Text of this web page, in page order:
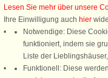
Lesen Sie mehr über unsere
Ihre Einwilligung auch hier
Notwendige: Diese
funktioniert, indem sie
Liste der
Funktionell: Diese